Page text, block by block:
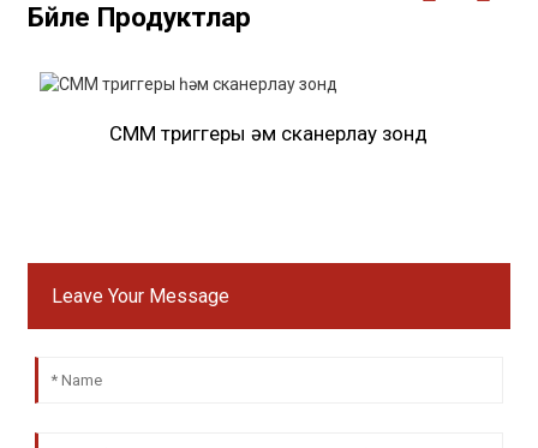
Бәйле Продуктлар
CMM триггеры һәм сканерлау зонд
Leave Your Message